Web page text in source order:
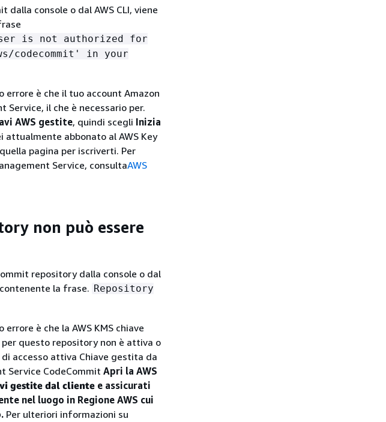
console o dal AWS CLI, viene
is not authorized for
codecommit' in your
errore è che il tuo account Amazon
Service, il che è necessario per.
AWS gestite, quindi scegli Inizia
attualmente abbonato al AWS Key
pagina per iscriverti. Per
Service, consultaAWS
non può essere
repository dalla console o dal
la frase. Repository
è che la AWS KMS chiave
questo repository non è attiva o
accesso attiva Chiave gestita da
Service CodeCommit Apri la AWS
gestite dal cliente e assicurati
nel luogo in Regione AWS cui
Per ulteriori informazioni su